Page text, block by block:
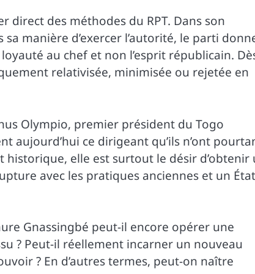
direct des méthodes du RPT. Dans son
manière d’exercer l’autorité, le parti
au chef et non l’esprit républicain.
relativisée, minimisée ou rejetée en
Olympio, premier président du Togo
aujourd’hui ce dirigeant qu’ils n’ont
historique, elle est surtout le désir d’obtenir
avec les pratiques anciennes et un État
Gnassingbé peut-il encore opérer une
? Peut-il réellement incarner un nouveau
? En d’autres termes, peut-on naître